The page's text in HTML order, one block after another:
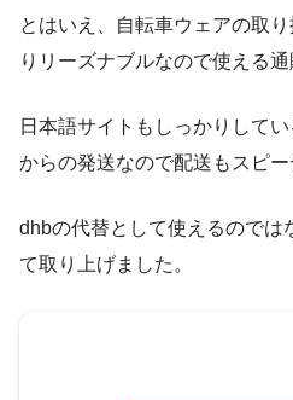
とはいえ、自転車ウェアの取
りリーズナブルなので使える通
日本語サイトもしっかりして
からの発送なので配送もスピー
dhbの代替として使えるのでは
て取り上げました。